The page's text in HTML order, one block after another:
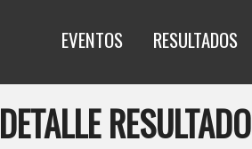
EVENTOS RESULTADOS
DETALLE RESULTADO